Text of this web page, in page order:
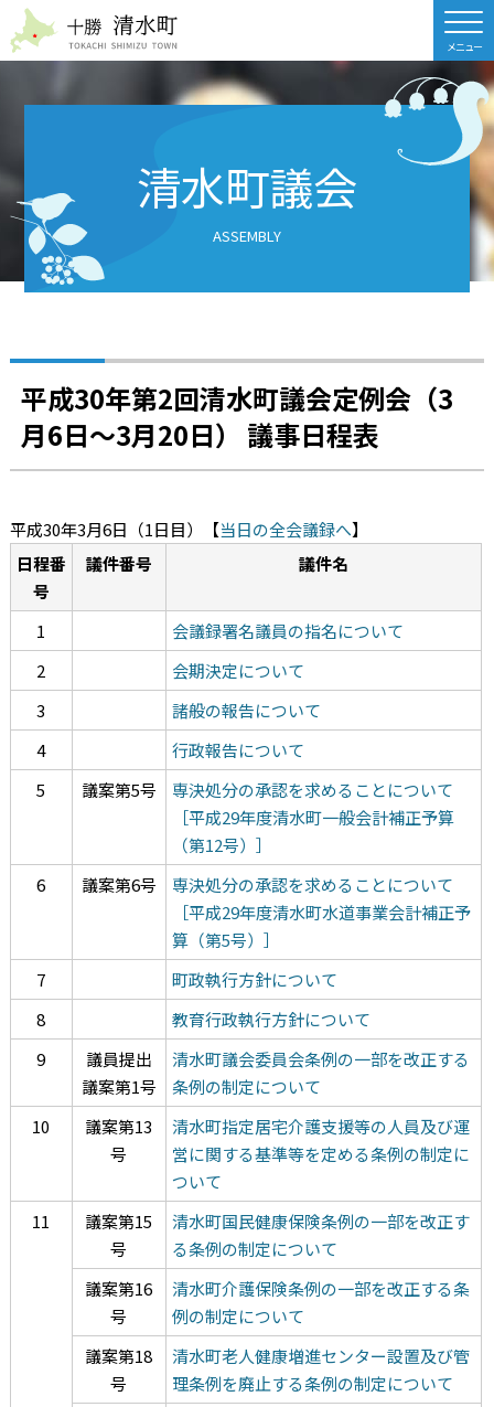
清水町議会
ASSEMBLY
平成30年第2回清水町議会定例会（3
月6日～3月20日） 議事日程表
平成30年3月6日（1日目） 【当日の全会議録へ】
日程番
号
議件番号 議件名
1
会議録署名議員の指名について
2
会期決定について
3
諸般の報告について
4
行政報告について
5
議案第5号
専決処分の承認を求めることについて
［平成29年度清水町一般会計補正予算
（第12号）］
6
議案第6号
専決処分の承認を求めることについて
［平成29年度清水町水道事業会計補正予
算（第5号）］
7
町政執行方針について
8
教育行政執行方針について
9
議員提出
議案第1号
清水町議会委員会条例の一部を改正する
条例の制定について
10
議案第13
号
清水町指定居宅介護支援等の人員及び運
営に関する基準等を定める条例の制定に
ついて
11
議案第15
号
清水町国民健康保険条例の一部を改正す
る条例の制定について
議案第16
号
清水町介護保険条例の一部を改正する条
例の制定について
議案第18
号
清水町老人健康増進センター設置及び管
理条例を廃止する条例の制定について